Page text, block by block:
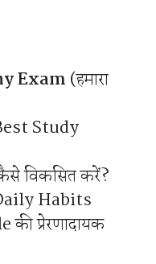
Exam (हमारा
Study
विकसित करें?
Habits
प्रेरणादायक